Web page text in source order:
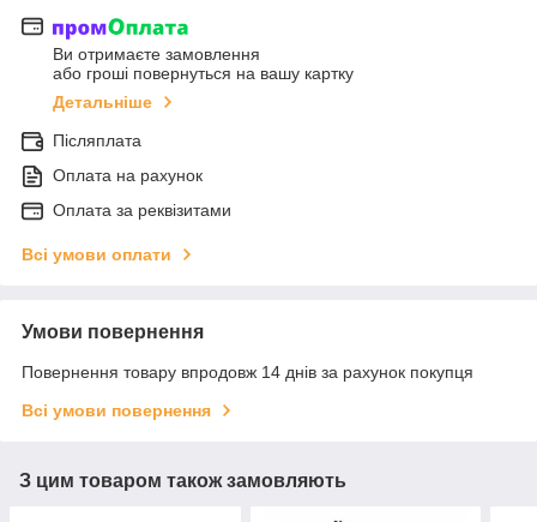
Ви отримаєте замовлення
або гроші повернуться на вашу картку
Детальніше
Післяплата
Оплата на рахунок
Оплата за реквізитами
Всі умови оплати
Умови повернення
Повернення товару впродовж 14 днів за рахунок покупця
Всі умови повернення
З цим товаром також замовляють